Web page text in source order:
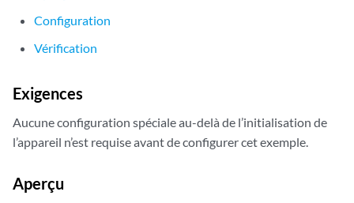
Configuration
Vérification
Exigences
Aucune configuration spéciale au-delà de l’initialisation de
l’appareil n’est requise avant de configurer cet exemple.
Aperçu